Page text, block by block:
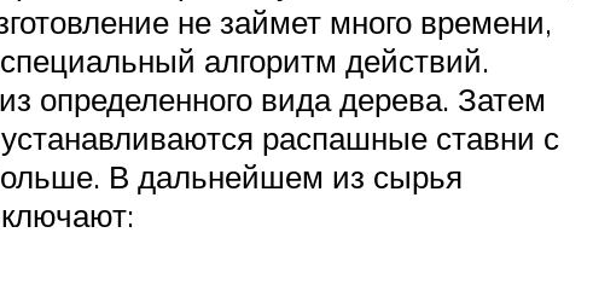
не займет много времени,
алгоритм действий.
определенного вида дерева. Затем
распашные ставни с
В дальнейшем из сырья